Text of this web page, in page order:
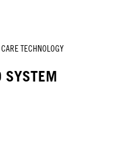
TECHNOLOGY
SYSTEM